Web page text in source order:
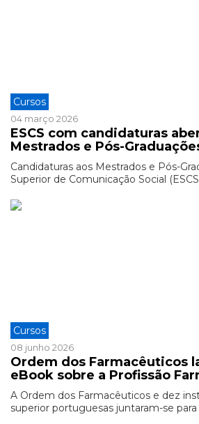
Cursos
04 março 2026
ESCS com candidaturas
Mestrados e Pós-
Candidaturas aos Mestrados e Pós-
Superior de Comunicação Social
Cursos
08 junho 2026
Ordem dos Farmacêuticos
eBook sobre a Profissão
A Ordem dos Farmacêuticos e dez
superior portuguesas juntaram-se para